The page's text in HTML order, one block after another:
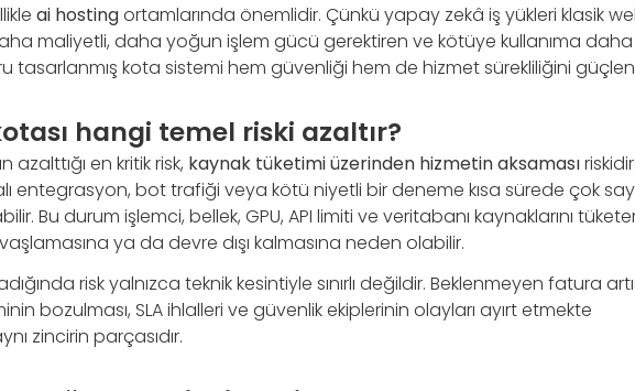
ai hostingortamlarında önemlidir. Çünkü yapay zekâ iş yükleri klasik
maliyetli, daha yoğun işlem gücü gerektiren ve kötüye kullanıma daha
tasarlanmış kota sistemi hem güvenliği hem de hizmet sürekliliğini
hangi temel riski azaltır?
azalttığı en kritik risk, kaynak tüketimi üzerinden hizmetin aksaması
entegrasyon, bot trafiği veya kötü niyetli bir deneme kısa sürede çok
Bu durum işlemci, bellek, GPU, API limiti ve veritabanı kaynaklarını
ya da devre dışı kalmasına neden olabilir.
risk yalnızca teknik kesintiyle sınırlı değildir. Beklenmeyen fatura
bozulması, SLA ihlalleri ve güvenlik ekiplerinin olayları ayırt etmekte
zincirin parçasıdır.